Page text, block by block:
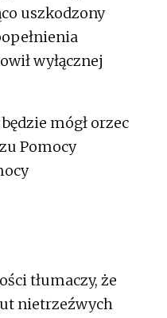
uszkodzony
wyłącznej
mógł orzec
Pomocy
tłumaczy, że
nietrzeźwych